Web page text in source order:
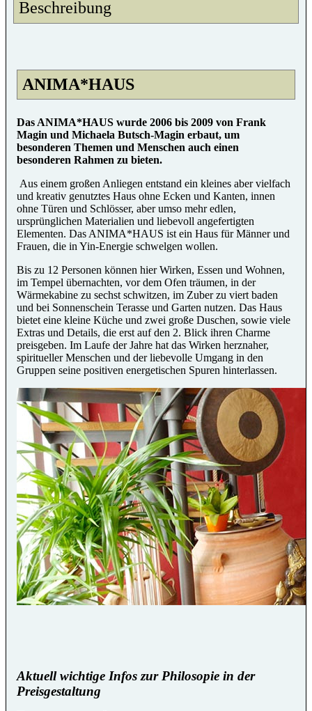
Beschreibung
ANIMA*HAUS
Das ANIMA*HAUS wurde 2006 bis 2009 von Frank
Magin und Michaela Butsch-Magin erbaut, um
besonderen Themen und Menschen auch einen
besonderen Rahmen zu bieten.
Aus einem großen Anliegen entstand ein kleines aber vielfach
und kreativ genutztes Haus ohne Ecken und Kanten, innen
ohne Türen und Schlösser, aber umso mehr edlen,
ursprünglichen Materialien und liebevoll angefertigten
Elementen. Das ANIMA*HAUS ist ein Haus für Männer und
Frauen, die in Yin-Energie schwelgen wollen.
Bis zu 12 Personen können hier Wirken, Essen und Wohnen,
im Tempel übernachten, vor dem Ofen träumen, in der
Wärmekabine zu sechst schwitzen, im Zuber zu viert baden
und bei Sonnenschein Terasse und Garten nutzen. Das Haus
bietet eine kleine Küche und zwei große Duschen, sowie viele
Extras und Details, die erst auf den 2. Blick ihren Charme
preisgeben. Im Laufe der Jahre hat das Wirken herznaher,
spiritueller Menschen und der liebevolle Umgang in den
Gruppen seine positiven energetischen Spuren hinterlassen.
Aktuell wichtige Infos zur Philosopie in der
Preisgestaltung